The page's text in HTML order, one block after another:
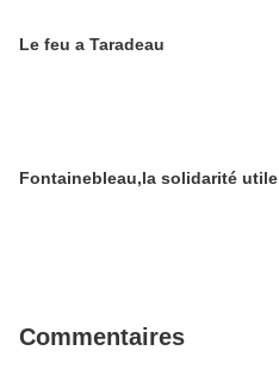
Le feu a Taradeau
Fontainebleau,la solidarité utile
Commentaires